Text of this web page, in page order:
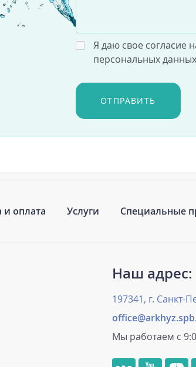
Я даю свое согласие
персональных
ОТПРАВИТЬ
и оплата Услуги Специальные
Наш адрес:
197341, г. Санкт-
Мы работаем с